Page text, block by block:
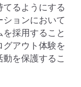
るようにする
ョンにおいて
採用すること
アウト体験を
を保護するこ